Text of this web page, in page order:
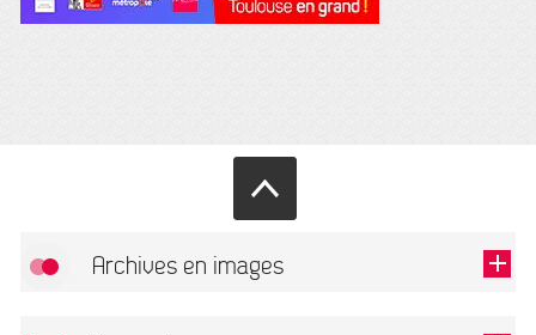
Archives en images